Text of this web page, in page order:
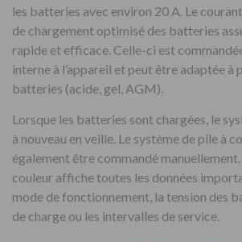
les batteries avec environ 20 A. Le
de chargement optimisé des batteries
rapide et efficace. Celle-ci est
interne à l’appareil et peut être adaptée à
batteries (acide, gel, AGM).
Lorsque les batteries sont chargées, le
à nouveau en veille. Le système de pile à
également être commandé
couleur affiche toutes les données
mode de fonctionnement, la tension des
de charge ou les intervalles de service.